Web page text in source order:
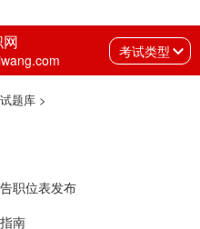
考试类型
题库 >
职位表发布
南